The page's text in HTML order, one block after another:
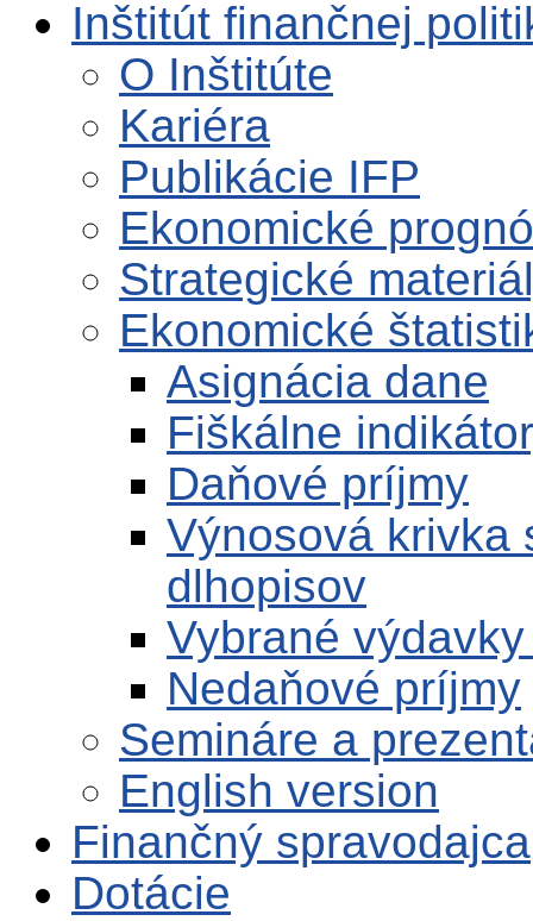
Inštitút finančnej
O Inštitúte
Kariéra
Publikácie IFP
Ekonomické
Strategické
Ekonomické
Asignácia dane
Fiškálne
Daňové príjmy
Výnosová krivka
dlhopisov
Vybrané
Nedaňové príjmy
Semináre a
English version
Finančný spravodajca
Dotácie